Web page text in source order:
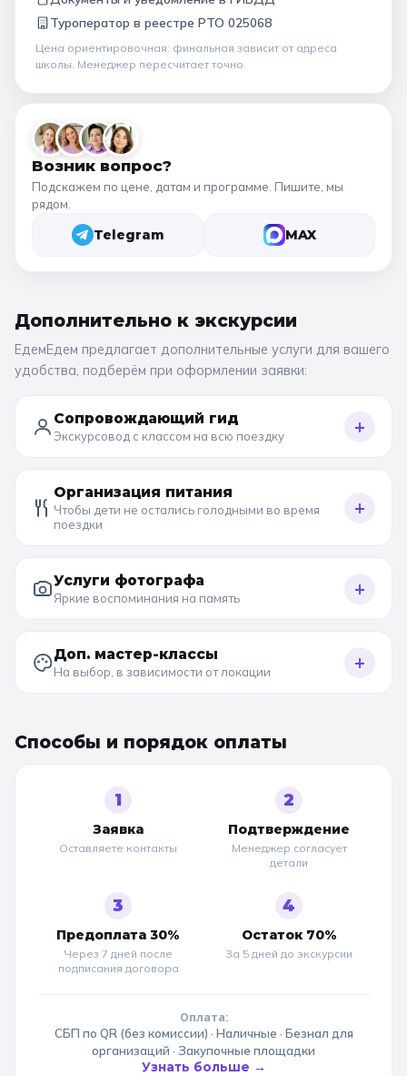
Туроператор в реестре РТО 025068
Цена ориентировочная: финальная зависит от адреса
школы. Менеджер пересчитает точно.
Возник вопрос?
Подскажем по цене, датам и программе. Пишите, мы
рядом.
Telegram MAX
Дополнительно к экскурсии
ЕдемЕдем предлагает дополнительные услуги для вашего
удобства, подберём при оформлении заявки:
Сопровождающий гид
Экскурсовод с классом на всю поездку +
Организация питания
Чтобы дети не остались голодными во время
поездки
+
Услуги фотографа
Яркие воспоминания на память +
Доп. мастер-классы
На выбор, в зависимости от локации +
Способы и порядок оплаты
1
Заявка
Оставляете контакты
2
Подтверждение
Менеджер согласует
детали
3
Предоплата 30%
Через 7 дней после
подписания договора
4
Остаток 70%
За 5 дней до экскурсии
Оплата:
СБП по QR (без комиссии) · Наличные · Безнал для
организаций · Закупочные площадки
Узнать больше →